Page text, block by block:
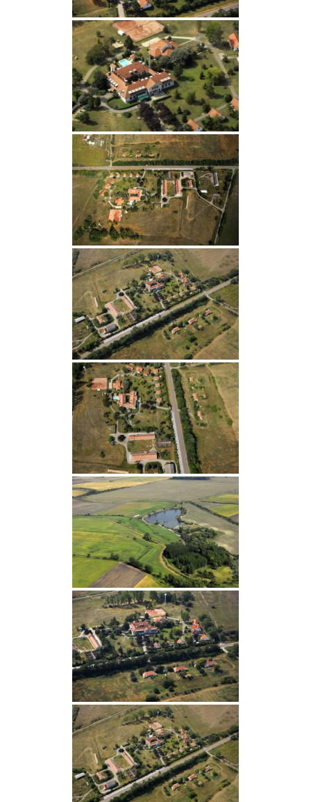
VÁLASZTÁSI INFORMÁCIÓK
NEMZETISÉGI ÖNKORMÁNYZAT
PÁLYÁZATOK
HIRDETMÉNYEK
ÓVODA ÉS MINI BÖLCSŐDE